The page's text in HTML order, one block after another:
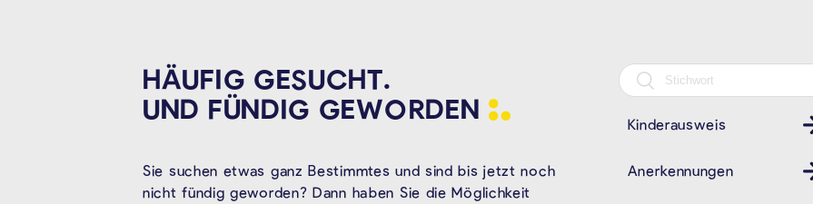
HÄUFIG GESUCHT.
UND FÜNDIG GEWORDEN
Sie suchen etwas ganz Bestimmtes und sind bis jetzt noch
nicht fündig geworden? Dann haben Sie die Möglichkeit
Kinderausweis
Kinder Ausweis ID
Anerkennungen